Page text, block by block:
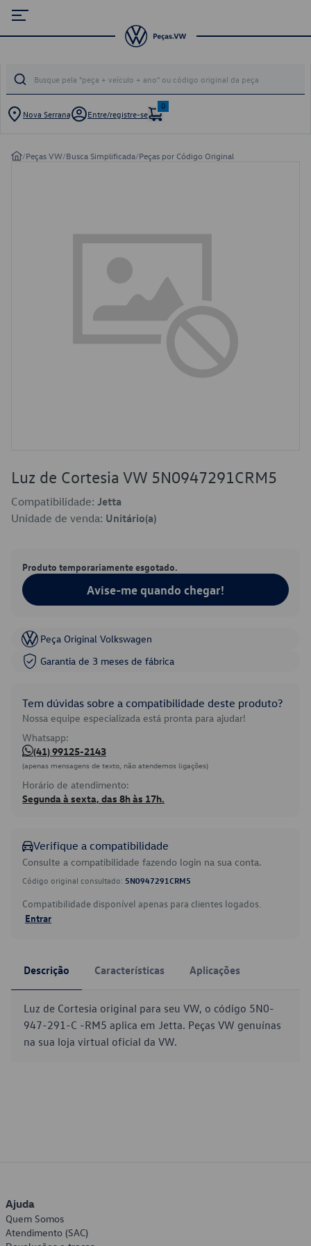
Nova Serrana Entre/registre-se
0
/Peças VW/Busca Simplificada/Peças por Código Original
Luz de Cortesia VW 5N0947291CRM5
Compatibilidade: Jetta
Unidade de venda: Unitário(a)
Produto temporariamente esgotado.
Avise-me quando chegar!
Peça Original Volkswagen
Garantia de 3 meses de fábrica
Tem dúvidas sobre a compatibilidade deste produto?
Nossa equipe especializada está pronta para ajudar!
Whatsapp:
(41) 99125-2143
(apenas mensagens de texto, não atendemos ligações)
Horário de atendimento:
Segunda à sexta, das 8h às 17h.
Verifique a compatibilidade
Consulte a compatibilidade fazendo login na sua conta.
Código original consultado: 5N0947291CRM5
Compatibilidade disponível apenas para clientes logados.
Entrar
Descrição Características Aplicações
Luz de Cortesia original para seu VW, o código 5N0-
947-291-C -RM5 aplica em Jetta. Peças VW genuínas
na sua loja virtual oficial da VW.
Ajuda
Quem Somos
Atendimento (SAC)